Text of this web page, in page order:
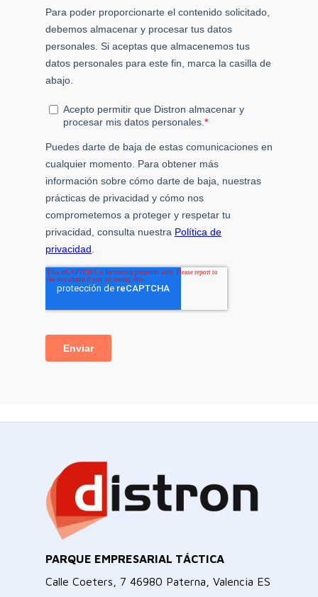
PARQUE EMPRESARIAL TÁCTICA
Calle Coeters, 7 46980 Paterna, Valencia ES